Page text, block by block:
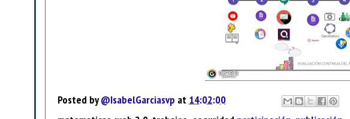
Posted by@IsabelGarciasvp at 14:02:00